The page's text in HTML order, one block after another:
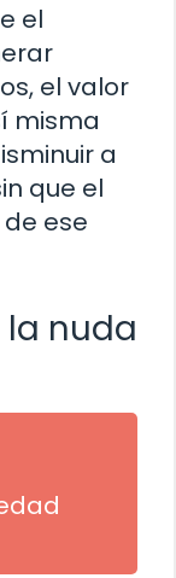
el
el valor
misma
a
que el
ese
la nuda